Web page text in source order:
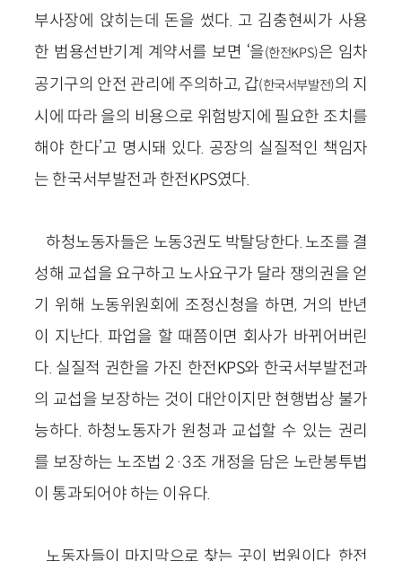
부사장에 앉히는데 돈을 썼다. 고 김충현씨가 사용
한 범용선반기계 계약서를 보면 ‘을(한전KPS)은 임차
공기구의 안전 관리에 주의하고, 갑(한국서부발전)의 지
시에 따라 을의 비용으로 위험방지에 필요한 조치를
해야 한다’고 명시돼 있다. 공장의 실질적인 책임자
는 한국서부발전과 한전KPS였다.
하청노동자들은 노동3권도 박탈당한다. 노조를 결
성해 교섭을 요구하고 노사요구가 달라 쟁의권을 얻
기 위해 노동위원회에 조정신청을 하면, 거의 반년
이 지난다. 파업을 할 때쯤이면 회사가 바뀌어버린
다. 실질적 권한을 가진 한전KPS와 한국서부발전과
의 교섭을 보장하는 것이 대안이지만 현행법상 불가
능하다. 하청노동자가 원청과 교섭할 수 있는 권리
를 보장하는 노조법 2·3조 개정을 담은 노란봉투법
이 통과되어야 하는 이유다.
노동자들이 마지막으로 찾는 곳이 법원이다. 한전